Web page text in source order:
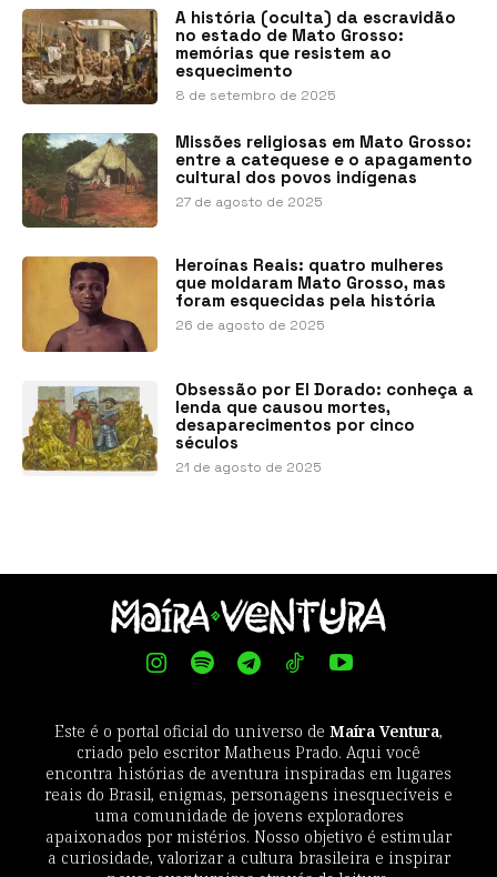
A história (oculta) da escravidão
no estado de Mato Grosso:
memórias que resistem ao
esquecimento
8 de setembro de 2025
Missões religiosas em Mato Grosso:
entre a catequese e o apagamento
cultural dos povos indígenas
27 de agosto de 2025
Heroínas Reais: quatro mulheres
que moldaram Mato Grosso, mas
foram esquecidas pela história
26 de agosto de 2025
Obsessão por El Dorado: conheça a
lenda que causou mortes,
desaparecimentos por cinco
séculos
21 de agosto de 2025
Este é o portal oficial do universo de Maíra Ventura,
criado pelo escritor Matheus Prado. Aqui você
encontra histórias de aventura inspiradas em lugares
reais do Brasil, enigmas, personagens inesquecíveis e
uma comunidade de jovens exploradores
apaixonados por mistérios. Nosso objetivo é estimular
a curiosidade, valorizar a cultura brasileira e inspirar